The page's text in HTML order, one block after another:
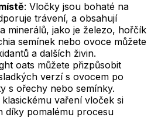
: Vločky jsou bohaté na
trávení, a obsahují
minerálů, jako je železo, hořčík
semínek nebo ovoce můžete
a dalších živin.
oats můžete přizpůsobit
verzí s ovocem po
s ořechy nebo semínky.
vaření vloček si
díky pomalému procesu